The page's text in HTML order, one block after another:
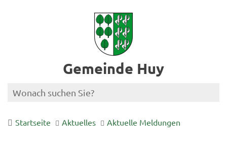
Gemeinde Huy
Startseite Aktuelles Aktuelle Meldungen